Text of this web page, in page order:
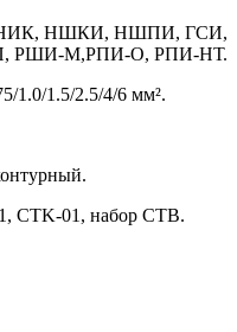
НИК, НШКИ, НШПИ, ГСИ,
РШИ-М,РПИ-О, РПИ-НТ.
1.0/1.5/2.5/4/6 мм².
CTK-01, набор CTB.